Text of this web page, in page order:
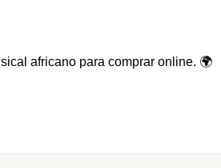
africano para comprar online. 🌍